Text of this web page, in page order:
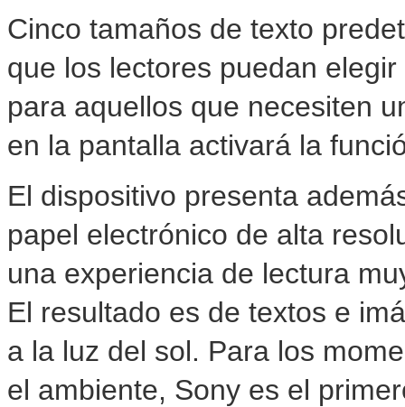
Cinco tamaños de texto
que los lectores puedan
para aquellos que necesiten
en la pantalla activará la
El dispositivo presenta
papel electrónico de alta
una experiencia de lectura
El resultado es de textos e
a la luz del sol. Para los
el ambiente, Sony es el